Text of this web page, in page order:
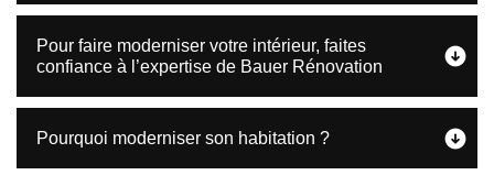
Pour faire moderniser votre intérieur, faites
confiance à l’expertise de Bauer Rénovation
Pourquoi moderniser son habitation ?